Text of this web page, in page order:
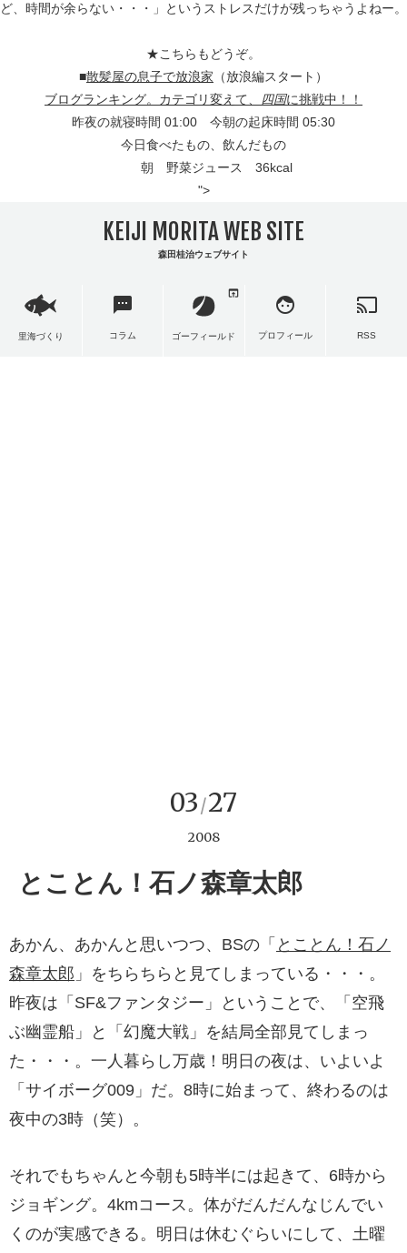
ど、時間が余らない・・・」というストレスだけが残っちゃうよねー。
★こちらもどうぞ。
■散髪屋の息子で放浪家 （放浪編スタート）
ブログランキング。カテゴリ変えて、
四国に挑戦中！！
昨夜の就寝時間 01:00 今朝の起床時間 05:30
今日食べたもの、飲んだもの
朝 野菜ジュース 36kcal
">
KEIJI MORITA WEB SITE
森田桂治ウェブサイト
里海づくり
sms
コラム ゴーフィールド
open_in_browser
face
プロフィール
cast
RSS
03/27
2008
とことん！石ノ森章太郎
あかん、あかんと思いつつ、BSの「 とことん！石ノ
森章太郎 」をちらちらと見てしまっている・・・。
昨夜は「SF&ファンタジー」ということで、「空飛
ぶ幽霊船」と「幻魔大戦」を結局全部見てしまっ
た・・・。一人暮らし万歳！明日の夜は、いよいよ
「サイボーグ009」だ。8時に始まって、終わるのは
夜中の3時（笑）。
それでもちゃんと今朝も5時半には起きて、6時から
ジョギング。4kmコース。体がだんだんなじんでい
くのが実感できる。明日は休むぐらいにして、土曜